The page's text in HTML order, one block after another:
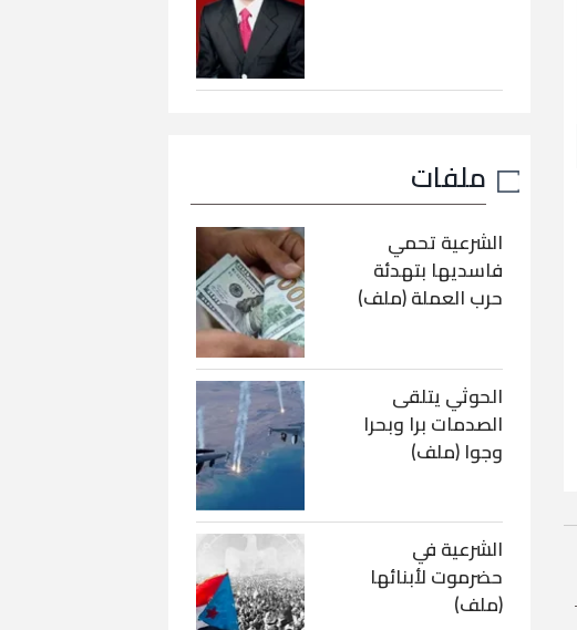
ملفات
الشرعية تحمي
فاسديها بتهدئة
حرب العملة (ملف)
الحوثي يتلقى
الصدمات برا وبحرا
وجوا (ملف)
الشرعية في
حضرموت لأبنائها
(ملف)